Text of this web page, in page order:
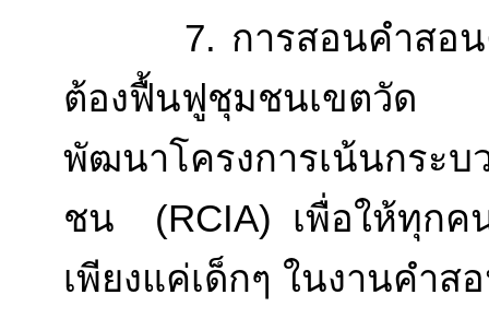
7. การสอนคำสอนคร
ต้องฟื้นฟูชุมชนเขตวัด
พัฒนาโครงการเน้นกระ
ชน (RCIA) เพื่อให้ทุกค
เพียงแค่เด็กๆ ในงานคำ